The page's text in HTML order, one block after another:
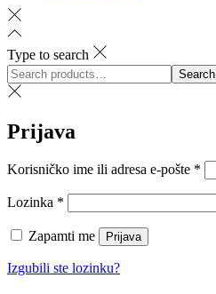
Type to search
Search
for:>
Search
Prijava
Korisničko ime ili adresa e-pošte *
Lozinka *
Zapamti me Prijava
Izgubili ste lozinku?